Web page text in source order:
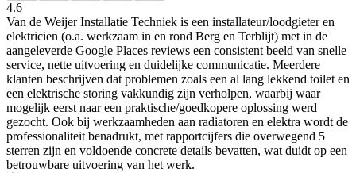
4.6
Van de Weijer Installatie Techniek is een installateur/loodgieter en
elektricien (o.a. werkzaam in en rond Berg en Terblijt) met in de
aangeleverde Google Places reviews een consistent beeld van snelle
service, nette uitvoering en duidelijke communicatie. Meerdere
klanten beschrijven dat problemen zoals een al lang lekkend toilet en
een elektrische storing vakkundig zijn verholpen, waarbij waar
mogelijk eerst naar een praktische/goedkopere oplossing werd
gezocht. Ook bij werkzaamheden aan radiatoren en elektra wordt de
professionaliteit benadrukt, met rapportcijfers die overwegend 5
sterren zijn en voldoende concrete details bevatten, wat duidt op een
betrouwbare uitvoering van het werk.